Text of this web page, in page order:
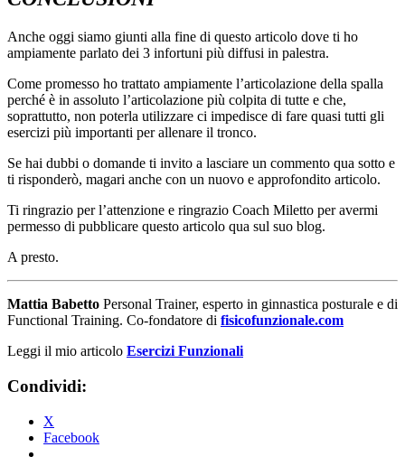
Anche oggi siamo giunti alla fine di questo articolo dove ti ho
ampiamente parlato dei 3 infortuni più diffusi in palestra.
Come promesso ho trattato ampiamente l’articolazione della spalla
perché è in assoluto l’articolazione più colpita di tutte e che,
soprattutto, non poterla utilizzare ci impedisce di fare quasi tutti gli
esercizi più importanti per allenare il tronco.
Se hai dubbi o domande ti invito a lasciare un commento qua sotto e
ti risponderò, magari anche con un nuovo e approfondito articolo.
Ti ringrazio per l’attenzione e ringrazio Coach Miletto per avermi
permesso di pubblicare questo articolo qua sul suo blog.
A presto.
Mattia Babetto Personal Trainer, esperto in ginnastica posturale e di
Functional Training. Co-fondatore di fisicofunzionale.com
Leggi il mio articolo Esercizi Funzionali
Condividi:
X
Facebook